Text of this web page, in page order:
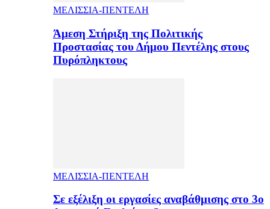
ΜΕΛΙΣΣΙΑ-ΠΕΝΤΕΛΗ
Άμεση Στήριξη της Πολιτικής
Προστασίας του Δήμου Πεντέλης στους
Πυρόπληκτους
ΜΕΛΙΣΣΙΑ-ΠΕΝΤΕΛΗ
Σε εξέλιξη οι εργασίες αναβάθμισης στο 3ο